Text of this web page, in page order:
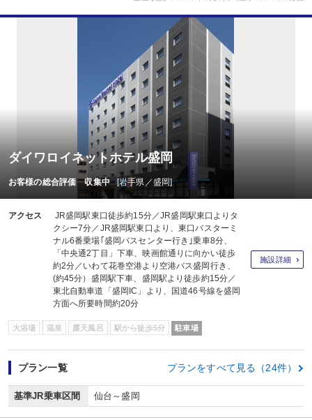
ダイワロイネットホテル盛岡
お客様の総合評価 収集中 [岩手県／盛岡]
アクセス
JR盛岡駅東口徒歩約15分／JR盛岡駅東口よりタ
クシー7分／JR盛岡駅東口より、東口バスターミ
ナル6番乗場｢盛岡バスセンター行き｣乗車8分、
「中央通2丁目」下車、映画館通りに向かい徒歩
約2分／いわて花巻空港より空港バス盛岡行き、
(約45分）盛岡駅下車、盛岡駅より徒歩約15分／
東北自動車道「盛岡IC」より、国道46号線を盛岡
方面へ所要時間約20分
施設詳細
大浴場 温泉 露天風呂 駅から徒歩5分 駐車場
プラン一覧 プランをすべて見る（24件）
基準JR乗車区間 仙台～盛岡